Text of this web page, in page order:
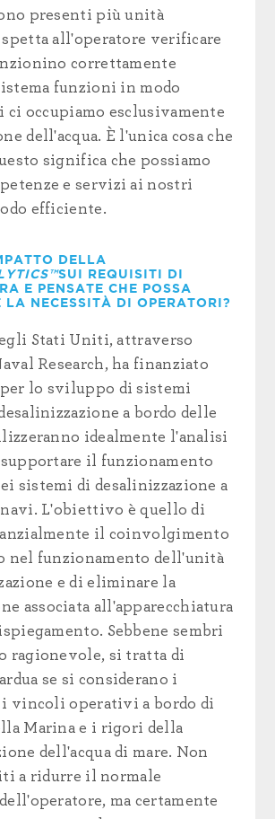
presenti più unità
all'operatore verificare
correttamente
funzioni in modo
ci occupiamo esclusivamente
dell'acqua. È l'unica cosa che
significa che possiamo
e servizi ai nostri
efficiente.
DELLA
SUI REQUISITI DI
E PENSATE CHE POSSA
LA NECESSITÀ DI OPERATORI?
Stati Uniti, attraverso
Research, ha finanziato
lo sviluppo di sistemi
a bordo delle
idealmente l'analisi
il funzionamento
sistemi di desalinizzazione a
navi. L'obiettivo è quello di
il coinvolgimento
nel funzionamento dell'unità
e di eliminare la
associata all'apparecchiatura
Sebbene sembri
ragionevole, si tratta di
se si considerano i
i vincoli operativi a bordo di
Marina e i rigori della
dell'acqua di mare. Non
a ridurre il normale
ma certamente